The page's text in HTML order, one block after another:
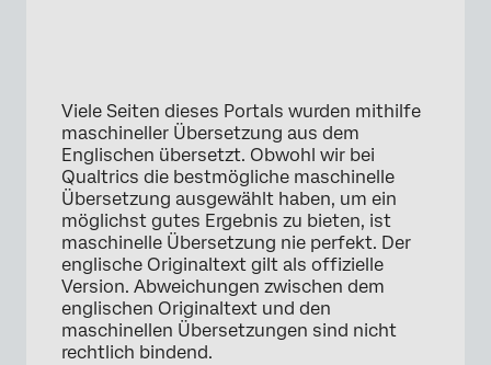
Viele Seiten dieses Portals wurden mithilfe
maschineller Übersetzung aus dem
Englischen übersetzt. Obwohl wir bei
Qualtrics die bestmögliche maschinelle
Übersetzung ausgewählt haben, um ein
möglichst gutes Ergebnis zu bieten, ist
maschinelle Übersetzung nie perfekt. Der
englische Originaltext gilt als offizielle
Version. Abweichungen zwischen dem
englischen Originaltext und den
maschinellen Übersetzungen sind nicht
rechtlich bindend.